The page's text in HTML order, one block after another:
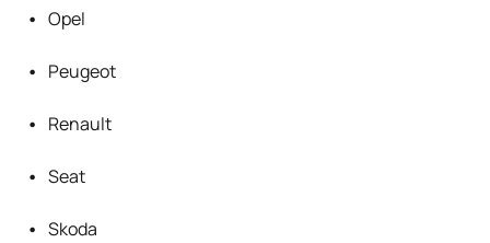
Opel
Peugeot
Renault
Seat
Skoda